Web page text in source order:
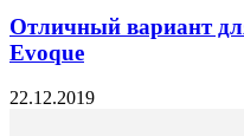
Отличный вариант
Evoque
22.12.2019